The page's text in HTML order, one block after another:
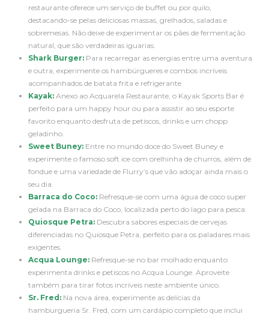
restaurante oferece um serviço de buffet ou por quilo,
destacando-se pelas deliciosas massas, grelhados, saladas e
sobremesas. Não deixe de experimentar os pães de fermentação
natural, que são verdadeiras iguarias.
Shark Burger:Para recarregar as energias entre uma aventura
e outra, experimente os hambúrgueres e combos incríveis
acompanhados de batata frita e refrigerante.
Kayak: Anexo ao Acquarela Restaurante, o Kayak Sports Bar é
perfeito para um happy hour ou para assistir ao seu esporte
favorito enquanto desfruta de petiscos, drinks e um chopp
geladinho.
Sweet Buney:Entre no mundo doce do Sweet Buney e
experimente o famoso soft ice com orelhinha de churros, além de
fondue e uma variedade de Flurry’s que vão adoçar ainda mais o
seu dia.
Barraca do Coco:Refresque-se com uma água de coco super
gelada na Barraca do Coco, localizada perto do lago para pesca.
Quiosque Petra: Descubra sabores especiais de cervejas
diferenciadas no Quiosque Petra, perfeito para os paladares mais
exigentes.
Acqua Lounge:Refresque-se no bar molhado enquanto
experimenta drinks e petiscos no Acqua Lounge. Aproveite
também para tirar fotos incríveis neste ambiente único.
Sr. Fred:Na nova área, experimente as delícias da
hamburgueria Sr. Fred, com um cardápio completo que inclui